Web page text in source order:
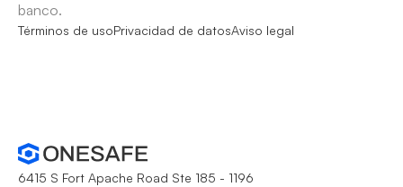
banco.
Términos de usoPrivacidad de datosAviso legal
6415 S Fort Apache Road Ste 185 - 1196